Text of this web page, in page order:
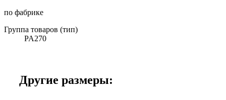
по фабрике
Группа товаров (тип)
PA270
Другие размеры: